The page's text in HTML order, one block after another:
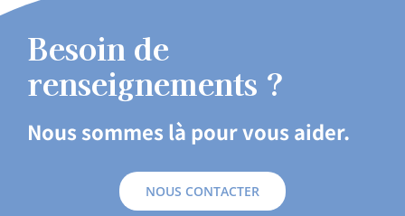
Besoin de
renseignements ?
Nous sommes là pour vous aider.
NOUS CONTACTER